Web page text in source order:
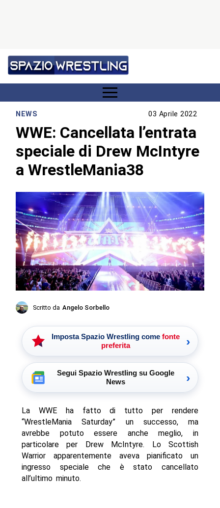
NEWS 03 Aprile 2022
WWE: Cancellata l’entrata
speciale di Drew McIntyre
a WrestleMania38
Scritto da Angelo Sorbello
Imposta Spazio Wrestling come fonte
preferita
›
Segui Spazio Wrestling su Google
News
›
La WWE ha fatto di tutto per rendere
“WrestleMania Saturday” un successo, ma
avrebbe potuto essere anche meglio, in
particolare per Drew McIntyre. Lo Scottish
Warrior apparentemente aveva pianificato un
ingresso speciale che è stato cancellato
all’ultimo minuto.